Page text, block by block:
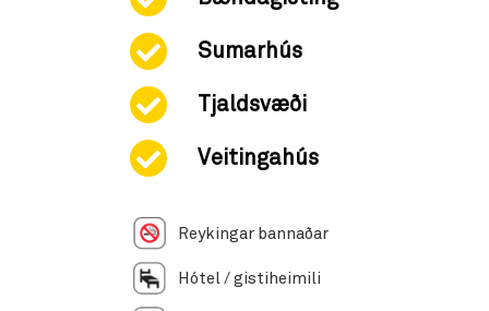
Sumarhús
Tjaldsvæði
Veitingahús
Reykingar bannaðar
Hótel / gistiheimili